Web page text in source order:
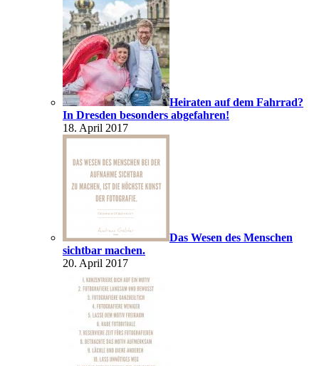
Heiraten auf dem Fahrrad?
In Dresden besonders abgefahren!
18. April 2017
Das Wesen des Menschen
sichtbar machen.
20. April 2017